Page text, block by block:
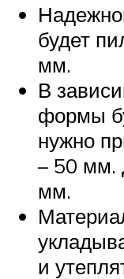
будет
мм.
В
формы
нужно
– 50 мм.
мм.
и